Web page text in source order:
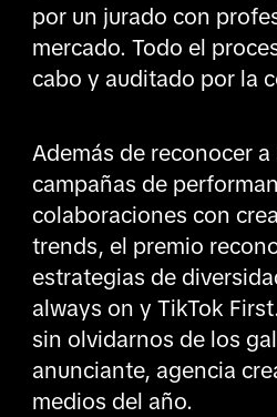
por un jurado con
mercado. Todo el
cabo y auditado por la
Además de reconocer a
campañas de
colaboraciones con
trends, el premio
estrategias de
always on y TikTok
sin olvidarnos de los
anunciante, agencia
medios del año.